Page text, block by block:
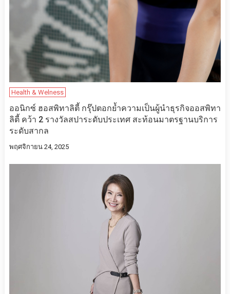
Health & Welness
ออนิกซ์ ฮอสพิทาลิตี้ กรุ๊ปตอกย้ำความเป็นผู้นำธุรกิจออสพิทา
ลิตี้ คว้า 2 รางวัลสปาระดับประเทศ สะท้อนมาตรฐานบริการ
ระดับสากล
พฤศจิกายน 24, 2025